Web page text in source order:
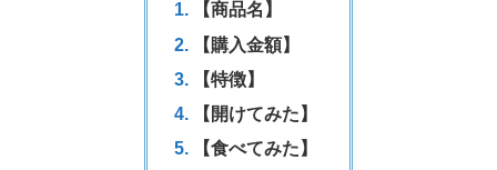
【商品名】
【購入金額】
【特徴】
【開けてみた】
【食べてみた】